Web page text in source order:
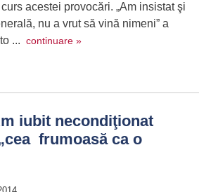
acestei provocări. „Am insistat şi
nu a vrut să vină nimeni” a
... continuare »
iubit necondiţionat
frumoasă ca o